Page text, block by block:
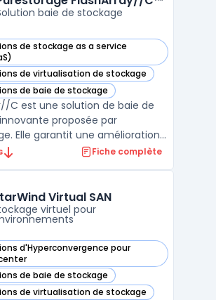
données avec c ...
baie de stockage
de stockage as a service
FlashArray//C™ dans cette catégorie
de virtualisation de stockage
FlashArray//C™ dans cette catégorie
de baie de stockage
FlashArray//C™ dans cette catégorie
C est une solution de baie de
proposée par
Elle garantit une amélioration
performances, avec une
Cette technologie offre une
garantie à 99, ...
Fiche complète
Virtual SAN
virtuel pour
d'Hyperconvergence pour
Virtual SAN dans cette catégorie
de baie de stockage
Virtual SAN dans cette catégorie
de virtualisation de stockage
Virtual SAN dans cette catégorie